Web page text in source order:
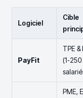
Logiciel
Cible
PayFit
TPE &
(1-250
PME,